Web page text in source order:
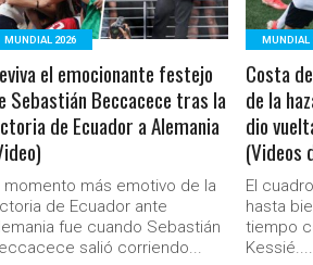
MUNDIAL 2026
el emocionante festejo
Sebastián Beccacece tras la
de Ecuador a Alemania
momento más emotivo de la
de Ecuador ante
fue cuando Sebastián
salió corriendo...
MUNDIAL
Costa
de la
dio
(Videos
El
hasta
tiempo
Kessié....
Ministerio